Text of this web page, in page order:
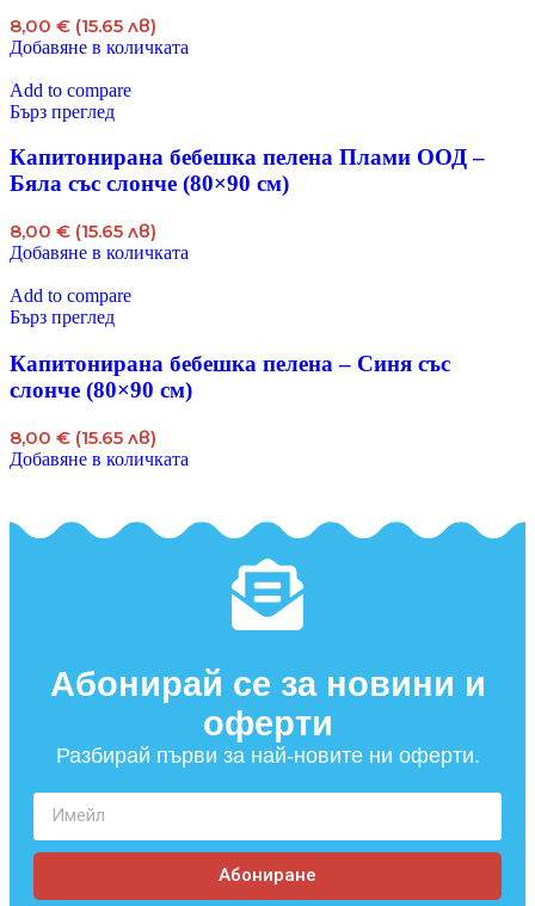
8,00 € (15.65 лв)
Добавяне в количката
Add to compare
Бърз преглед
Капитонирана бебешка пелена Плами ООД –
Бяла със слонче (80×90 см)
8,00 € (15.65 лв)
Добавяне в количката
Add to compare
Бърз преглед
Капитонирана бебешка пелена – Синя със
слонче (80×90 см)
8,00 € (15.65 лв)
Добавяне в количката
Абонирай се за новини и
оферти​
Разбирай първи за най-новите ни оферти.
Абониране